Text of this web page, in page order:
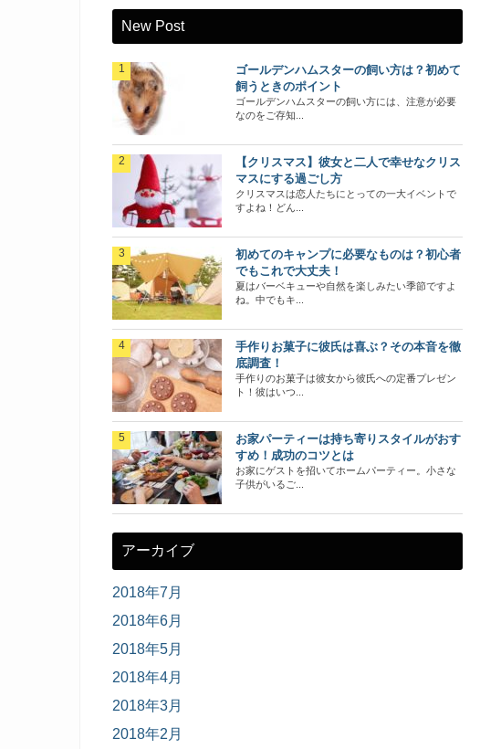
New Post
ゴールデンハムスターの飼い方は？初めて
飼うときのポイント
ゴールデンハムスターの飼い方には、注意が必要
なのをご存知...
【クリスマス】彼女と二人で幸せなクリス
マスにする過ごし方
クリスマスは恋人たちにとっての一大イベントで
すよね！どん...
初めてのキャンプに必要なものは？初心者
でもこれで大丈夫！
夏はバーベキューや自然を楽しみたい季節ですよ
ね。中でもキ...
手作りお菓子に彼氏は喜ぶ？その本音を徹
底調査！
手作りのお菓子は彼女から彼氏への定番プレゼン
ト！彼はいつ...
お家パーティーは持ち寄りスタイルがおす
すめ！成功のコツとは
お家にゲストを招いてホームパーティー。小さな
子供がいるご...
アーカイブ
2018年7月
2018年6月
2018年5月
2018年4月
2018年3月
2018年2月